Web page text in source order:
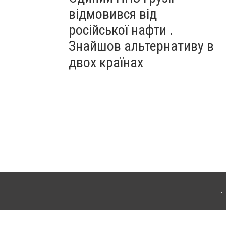
відмовився від
російської нафти .
Знайшов альтернативу в
двох країнах